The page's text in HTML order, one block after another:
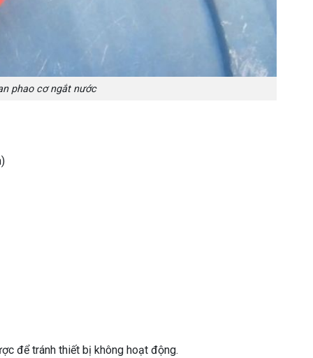
phao cơ ngắt nước
để tránh thiết bị không hoạt động.